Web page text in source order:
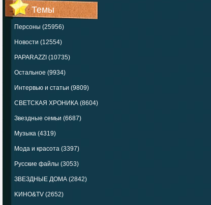
Темы
Персоны (25956)
Новости (12554)
PAPARAZZI (10735)
Остальное (9934)
Интервью и статьи (9809)
СВЕТСКАЯ ХРОНИКА (8604)
Звездные семьи (6687)
Музыка (4319)
Мода и красота (3397)
Русские файлы (3053)
ЗВЕЗДНЫЕ ДОМА (2842)
KИНО&TV (2652)